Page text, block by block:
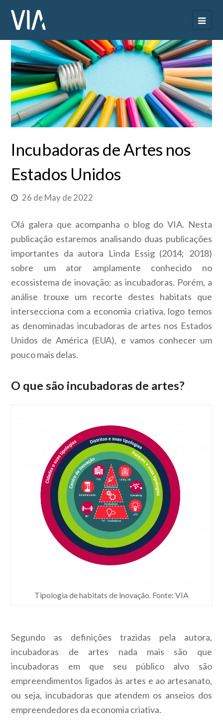
Incubadoras de Artes nos
Estados Unidos
26 de May de 2022
Olá galera que acompanha o blog do VIA. Nesta
publicação estaremos analisando duas publicações
importantes da autora Linda Essig (2014; 2018)
sobre um ator amplamente conhecido no
ecossistema de inovação: as incubadoras. Porém, a
análise trouxe um recorte destes habitats que
intersecciona com a economia criativa, logo temos
as denominadas incubadoras de artes nos Estados
Unidos de América (EUA), e vamos conhecer um
pouco mais delas.
O que são incubadoras de artes?
Tipologia de habitats de inovação. Fonte: VIA
Segundo as definições trazidas pela autora,
incubadoras de artes nada mais são que
incubadoras em que seu público alvo são
empreendimentos ligados às artes e ao artesanato,
ou seja, incubadoras que atendem os anseios dos
empreendedores da economia criativa.